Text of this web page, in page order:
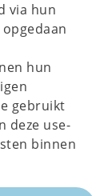
via hun
hun
gebruikt
deze use-
binnen